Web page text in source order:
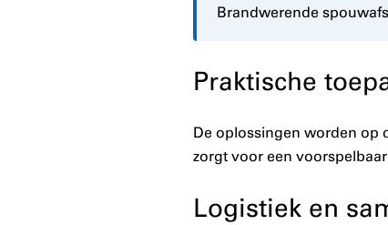
Brandwerende
Praktische
De oplossingen worden op
zorgt voor een
Logistiek en